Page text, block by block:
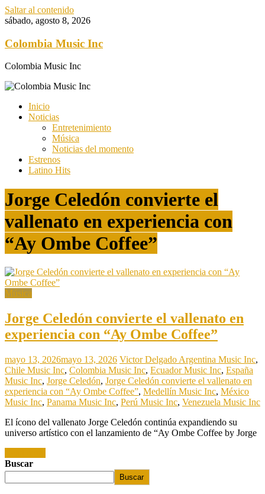
Saltar al contenido
sábado, agosto 8, 2026
Colombia Music Inc
Colombia Music Inc
Inicio
Noticias
Entretenimiento
Música
Noticias del momento
Estrenos
Latino Hits
Jorge Celedón convierte el
vallenato en experiencia con
“Ay Ombe Coffee”
Música
Jorge Celedón convierte el vallenato en
experiencia con “Ay Ombe Coffee”
mayo 13, 2026mayo 13, 2026 Victor Delgado Argentina Music Inc,
Chile Music Inc, Colombia Music Inc, Ecuador Music Inc, España
Music Inc, Jorge Celedón, Jorge Celedón convierte el vallenato en
experiencia con “Ay Ombe Coffee”, Medellín Music Inc, México
Music Inc, Panama Music Inc, Perú Music Inc, Venezuela Music Inc
El ícono del vallenato Jorge Celedón continúa expandiendo su
universo artístico con el lanzamiento de “Ay Ombe Coffee by Jorge
Buscar
Buscar